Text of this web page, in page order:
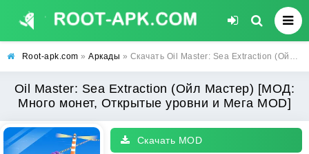
Root-apk.com » Аркады » Скачать Oil Master: Sea Extraction (Ойл Мастер) [МОД: Много монет, Открытые уровни и Мега MOD] | Взлом Oil Master: Sea Extraction на Андроид
Oil Master: Sea Extraction (Ойл Мастер) [МОД:
Много монет, Открытые уровни и Мега MOD]
Скачать MOD